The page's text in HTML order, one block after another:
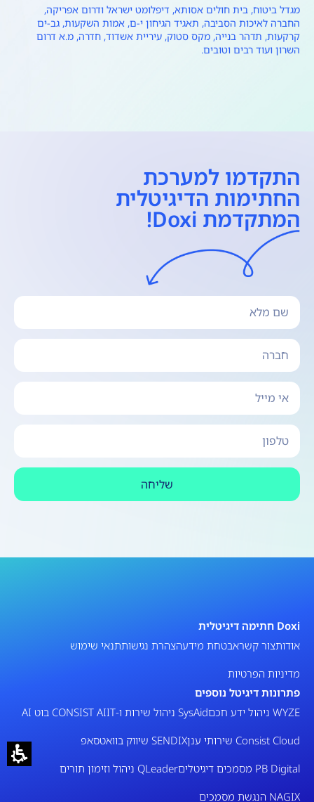
מגדל ביטוח, בית חולים אסותא, דיפלומט ישראל ודרום אפריקה,
החברה לאיכות הסביבה, תאגיד הגיחון י-ם, אמות השקעות, גב-ים
קרקעות, תדהר בנייה, מקס סטוק, עיריית אשדוד, חדרה, מ.א דרום
השרון ועוד רבים וטובים.
התקדמו למערכת
החתימות הדיגיטלית
המתקדמת Doxi!
שליחה
Doxi חתימה דיגיטלית
אודותצור קשראבטחת מידעהצהרת נגישותתנאי שימוש
מדיניות הפרטיות
פתרונות דיגיטל נוספים
WYZE ניהול ידע חכם
SysAid ניהול שירות ו-IT
CONSIST AI בוט AI
Consist Cloud שירותי ענן
SENDIX שיווק בוואטסאפ
PB Digital מסמכים דיגיטלים
QLeader ניהול וזימון תורים
NAGIX הנגשת מסמכים